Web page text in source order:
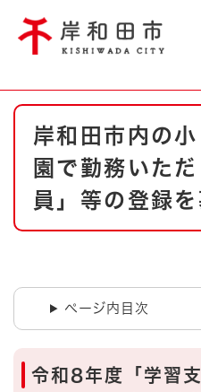
やさしい日本語
文字サイズ 拡大
防災・緊急情報
ハザードマップ
本
岸和田市内の
園で勤務いた
員」等の登録
ページ内目次
令和8年度「学習